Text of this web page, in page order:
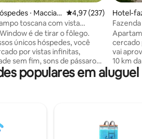
de 5, 153 avaliações
⋅ Maccian 4,97 de uma avaliação
4,97 (237)
toscana com vista
é de tirar o fôlego.
únicos hóspedes, você
por vistas infinitas,
sem fim, sons de pássaros
chamando veados. No vale e
você pode avistar
privado cercado por jantares
da antiguidade no topo da
Hotel-
cercado
vai
10 km
da
da sala
preferir
servido
pessoa
populares em